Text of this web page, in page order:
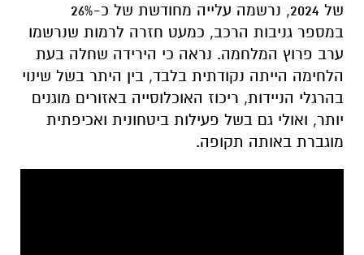
של 2024, נרשמה עלייה מחודשת של כ-26%
במספר גניבות הרכב, כמעט חזרה לרמות שנרשמו
ערב פרוץ המלחמה. נראה כי הירידה שחלה בעת
הלחימה הייתה נקודתית בלבד, בין היתר בשל שינוי
בהרגלי הניידות, ריכוז האוכלוסייה באזורים מוגנים
יותר, ואולי גם בשל פעילות ביטחונית ואכיפתית
מוגברת באותה תקופה.